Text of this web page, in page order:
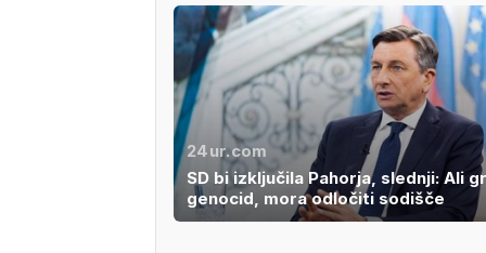
24ur.com
SD bi izključila Pahorja, slednji: Ali
genocid, mora odločiti sodišče